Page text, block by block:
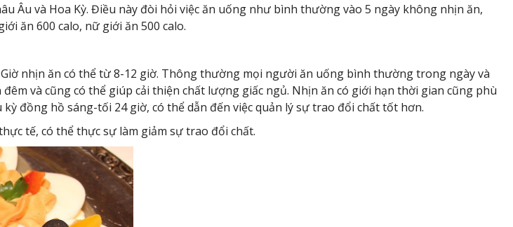
Âu và Hoa Kỳ. Điều này đòi hỏi việc ăn uống như bình thường vào 5 ngày không nhịn ăn,
ăn 600 calo, nữ giới ăn 500 calo.
nhịn ăn có thể từ 8-12 giờ. Thông thường mọi người ăn uống bình thường trong ngày và
và cũng có thể giúp cải thiện chất lượng giấc ngủ. Nhịn ăn có giới hạn thời gian cũng phù
đồng hồ sáng-tối 24 giờ, có thể dẫn đến việc quản lý sự trao đổi chất tốt hơn.
tế, có thể thực sự làm giảm sự trao đổi chất.